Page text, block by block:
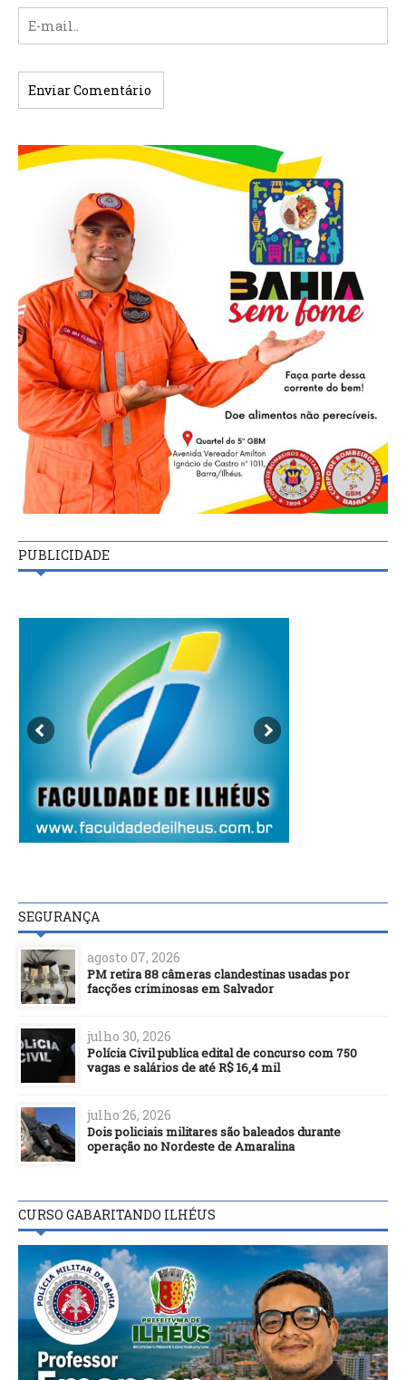
PUBLICIDADE
SEGURANÇA
agosto 07, 2026
PM retira 88 câmeras clandestinas usadas por
facções criminosas em Salvador
julho 30, 2026
Polícia Civil publica edital de concurso com 750
vagas e salários de até R$ 16,4 mil
julho 26, 2026
Dois policiais militares são baleados durante
operação no Nordeste de Amaralina
CURSO GABARITANDO ILHÉUS